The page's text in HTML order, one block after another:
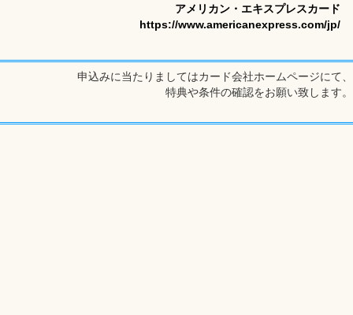
アメリカン・エキスプレスカード
https://www.americanexpress.com/jp/
申込みに当たりましてはカード会社ホームページにて、
特典や条件の確認をお願い致します。